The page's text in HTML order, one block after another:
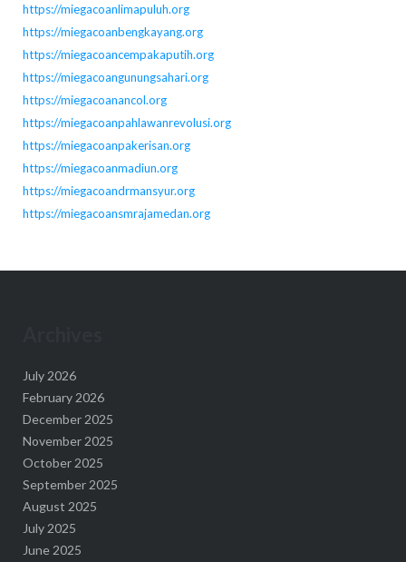
https://miegacoanlimapuluh.org
https://miegacoanbengkayang.org
https://miegacoancempakaputih.org
https://miegacoangunungsahari.org
https://miegacoanancol.org
https://miegacoanpahlawanrevolusi.org
https://miegacoanpakerisan.org
https://miegacoanmadiun.org
https://miegacoandrmansyur.org
https://miegacoansmrajamedan.org
July 2026
February 2026
December 2025
November 2025
October 2025
September 2025
August 2025
July 2025
June 2025